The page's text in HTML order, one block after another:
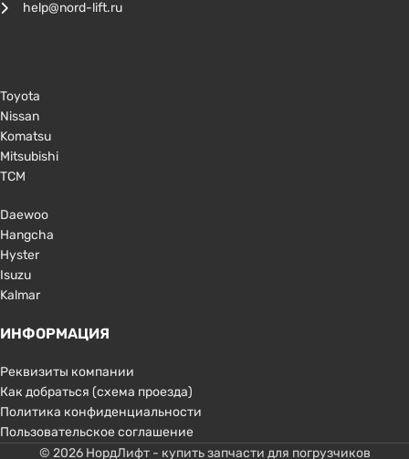
help@nord-lift.ru
Toyota
Nissan
Komatsu
Mitsubishi
TCM
Daewoo
Hangcha
Hyster
Isuzu
Kalmar
ИНФОРМАЦИЯ
Реквизиты компании
Как добраться (схема проезда)
Политика конфиденциальности
Пользовательское соглашение
© 2026 НордЛифт - купить запчасти для погрузчиков